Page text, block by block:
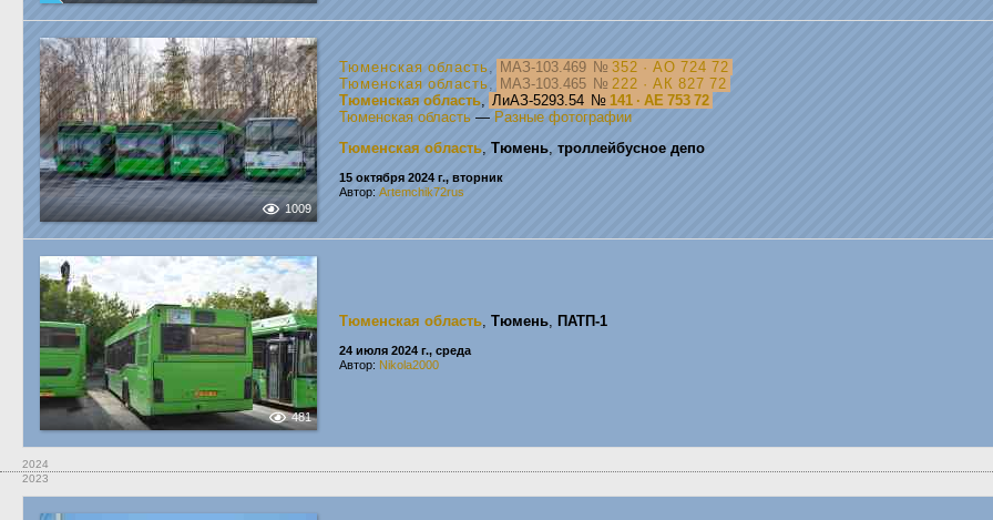
1009
Тюменская область, МАЗ-103.469 № 352 · АО 724 72
Тюменская область, МАЗ-103.465 № 222 · АК 827 72
Тюменская область, ЛиАЗ-5293.54 № 141 · АЕ 753 72
Тюменская область — Разные фотографии
Тюменская область, Тюмень, троллейбусное депо
15 октября 2024 г., вторник
Автор: Artemchik72rus
481
Тюменская область, Тюмень, ПАТП-1
24 июля 2024 г., среда
Автор: Nikola2000
2024
2023